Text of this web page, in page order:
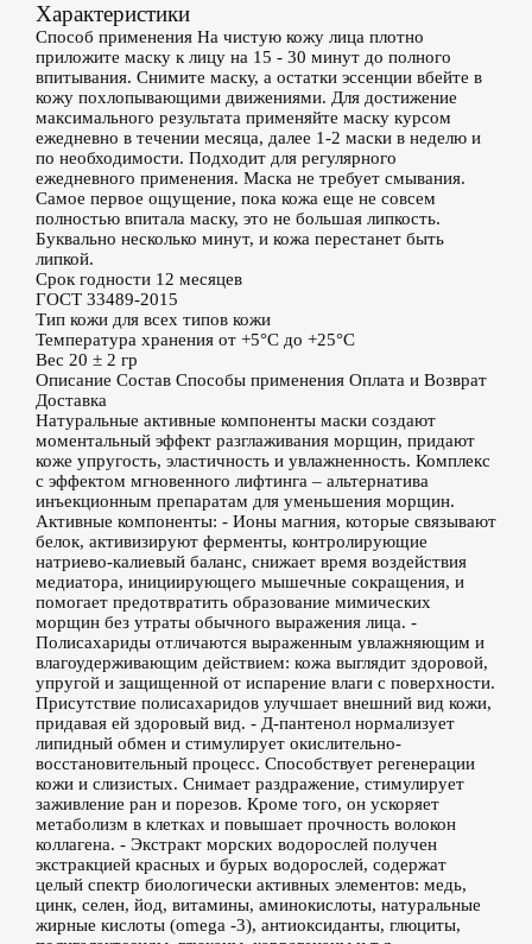
Характеристики
Способ применения На чистую кожу лица плотно
приложите маску к лицу на 15 - 30 минут до полного
впитывания. Снимите маску, а остатки эссенции вбейте в
кожу похлопывающими движениями. Для достижение
максимального результата применяйте маску курсом
ежедневно в течении месяца, далее 1-2 маски в неделю и
по необходимости. Подходит для регулярного
ежедневного применения. Маска не требует смывания.
Самое первое ощущение, пока кожа еще не совсем
полностью впитала маску, это не большая липкость.
Буквально несколько минут, и кожа перестанет быть
липкой.
Срок годности 12 месяцев
ГОСТ 33489-2015
Тип кожи для всех типов кожи
Температура хранения от +5°С до +25°С
Вес 20 ± 2 гр
Описание Состав Способы применения Оплата и Возврат
Доставка
Натуральные активные компоненты маски создают
моментальный эффект разглаживания морщин, придают
коже упругость, эластичность и увлажненность. Комплекс
с эффектом мгновенного лифтинга – альтернатива
инъекционным препаратам для уменьшения морщин.
Активные компоненты: - Ионы магния, которые связывают
белок, активизируют ферменты, контролирующие
натриево-калиевый баланс, снижает время воздействия
медиатора, инициирующего мышечные сокращения, и
помогает предотвратить образование мимических
морщин без утраты обычного выражения лица. -
Полисахариды отличаются выраженным увлажняющим и
влагоудерживающим действием: кожа выглядит здоровой,
упругой и защищенной от испарение влаги с поверхности.
Присутствие полисахаридов улучшает внешний вид кожи,
придавая ей здоровый вид. - Д-пантенол нормализует
липидный обмен и стимулирует окислительно-
восстановительный процесс. Способствует регенерации
кожи и слизистых. Снимает раздражение, стимулирует
заживление ран и порезов. Кроме того, он ускоряет
метаболизм в клетках и повышает прочность волокон
коллагена. - Экстракт морских водорослей получен
экстракцией красных и бурых водорослей, содержат
целый спектр биологически активных элементов: медь,
цинк, селен, йод, витамины, аминокислоты, натуральные
жирные кислоты (omega -3), антиоксиданты, глюциты,